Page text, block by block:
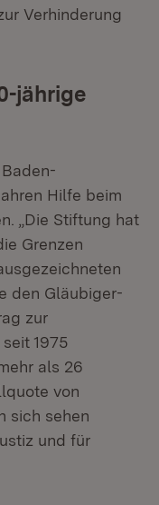
Verhinderung
jährige
Hilfe beim
„Die Stiftung hat
Grenzen
den Gläubiger-
zur
1975
als 26
von
sich sehen
und für